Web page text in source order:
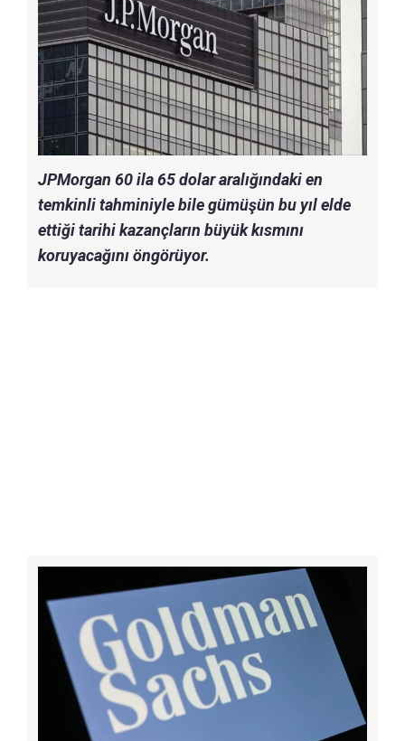
JPMorgan 60 ila 65 dolar aralığındaki en
temkinli tahminiyle bile gümüşün bu yıl elde
ettiği tarihi kazançların büyük kısmını
koruyacağını öngörüyor.